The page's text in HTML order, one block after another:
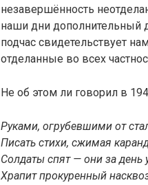
незавершённость
наши дни дополнительный
подчас свидетельствует
отделанные во всех
Не об этом ли говорил в
Руками, огрубевшими от
Писать стихи, сжимая
Солдаты спят — они за день
Храпит прокуренный